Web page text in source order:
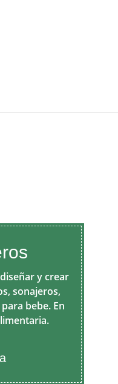
y crear
sonajeros,
bebe. En